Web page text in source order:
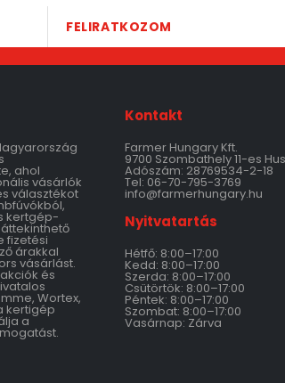
FELIRATKOZOM
ahol
vásárlók
választékot
kertgép-
fizetési
árakkal
vásárlást.
és
Wortex,
kertigép
a
Kontakt
Farmer Hungary Kft.
9700 Szombathely 11-es
Adószám: 28769534-2-18
Tel: 06-70-795-3769
info@farmerhungary.hu
Nyitvatartás
Hétfő: 8:00–17:00
Kedd: 8:00–17:00
Szerda: 8:00–17:00
Csütörtök: 8:00–17:00
Péntek: 8:00–17:00
Szombat: 8:00–17:00
Vasárnap: Zárva